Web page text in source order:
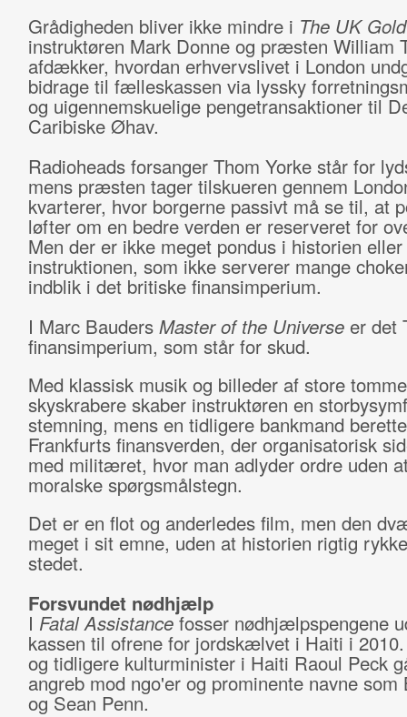
Grådigheden bliver ikke mindre i The UK Gold
instruktøren Mark Donne og præsten William
afdækker, hvordan erhvervslivet i London
bidrage til fælleskassen via lyssky
og uigennemskuelige pengetransaktioner til
Caribiske Øhav.
Radioheads forsanger Thom Yorke står for
mens præsten tager tilskueren gennem
kvarterer, hvor borgerne passivt må se til, at
løfter om en bedre verden er reserveret for
Men der er ikke meget pondus i historien eller
instruktionen, som ikke serverer mange
indblik i det britiske finansimperium.
I Marc Bauders Master of the Universe er det
finansimperium, som står for skud.
Med klassisk musik og billeder af store tomme
skyskrabere skaber instruktøren en
stemning, mens en tidligere bankmand
Frankfurts finansverden, der organisatorisk
med militæret, hvor man adlyder ordre uden
moralske spørgsmålstegn.
Det er en flot og anderledes film, men den
meget i sit emne, uden at historien rigtig
stedet.
Forsvundet nødhjælp
I Fatal Assistancefosser nødhjælpspengene
kassen til ofrene for jordskælvet i Haiti i
og tidligere kulturminister i Haiti Raoul Peck
angreb mod ngo'er og prominente navne
og Sean Penn.